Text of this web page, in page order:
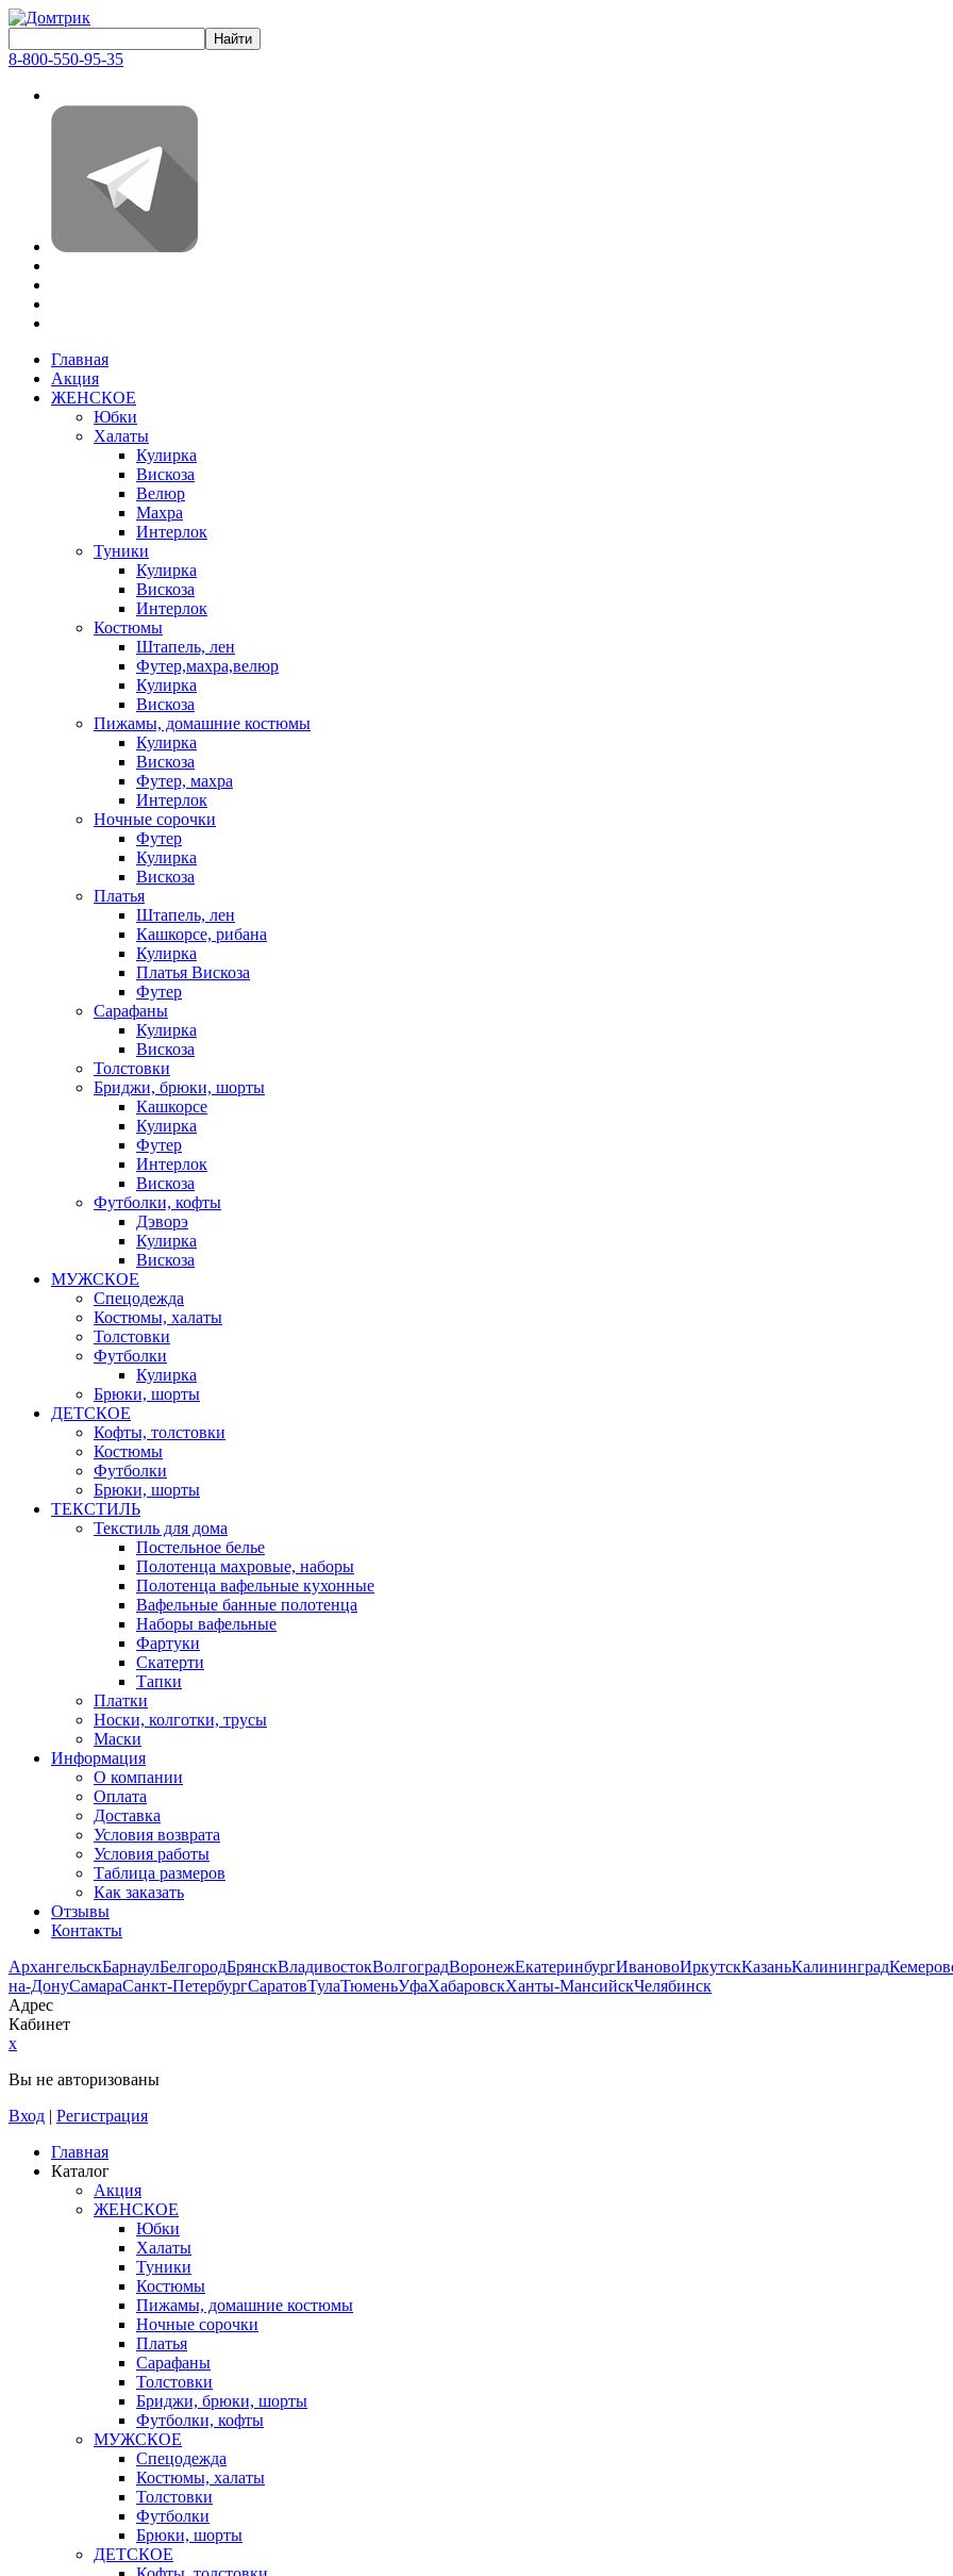
8-800-550-95-35
Главная
Акция
ЖЕНСКОЕ
Юбки
Халаты
Кулирка
Вискоза
Велюр
Махра
Интерлок
Туники
Кулирка
Вискоза
Интерлок
Костюмы
Штапель, лен
Футер,махра,велюр
Кулирка
Вискоза
Пижамы, домашние костюмы
Кулирка
Вискоза
Футер, махра
Интерлок
Ночные сорочки
Футер
Кулирка
Вискоза
Платья
Штапель, лен
Кашкорсе, рибана
Кулирка
Платья Вискоза
Футер
Сарафаны
Кулирка
Вискоза
Толстовки
Бриджи, брюки, шорты
Кашкорсе
Кулирка
Футер
Интерлок
Вискоза
Футболки, кофты
Дэворэ
Кулирка
Вискоза
МУЖСКОЕ
Спецодежда
Костюмы, халаты
Толстовки
Футболки
Кулирка
Брюки, шорты
ДЕТСКОЕ
Кофты, толстовки
Костюмы
Футболки
Брюки, шорты
ТЕКСТИЛЬ
Текстиль для дома
Постельное белье
Полотенца махровые, наборы
Полотенца вафельные кухонные
Вафельные банные полотенца
Наборы вафельные
Фартуки
Скатерти
Тапки
Платки
Носки, колготки, трусы
Маски
Информация
О компании
Оплата
Доставка
Условия возврата
Условия работы
Таблица размеров
Как заказать
Отзывы
Контакты
АрхангельскБарнаулБелгородБрянскВладивостокВолгоградВоронежЕкатеринбургИвановоИркутскКазаньКалининград
на-ДонуСамараСанкт-ПетербургСаратовТулаТюменьУфаХабаровскХанты-МансийскЧелябинск
Адрес
Кабинет
x
Вы не авторизованы
Вход | Регистрация
Главная
Каталог
Акция
ЖЕНСКОЕ
Юбки
Халаты
Туники
Костюмы
Пижамы, домашние костюмы
Ночные сорочки
Платья
Сарафаны
Толстовки
Бриджи, брюки, шорты
Футболки, кофты
МУЖСКОЕ
Спецодежда
Костюмы, халаты
Толстовки
Футболки
Брюки, шорты
ДЕТСКОЕ